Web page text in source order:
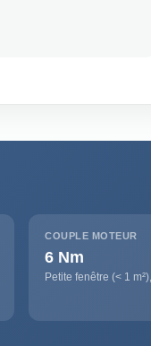
COUPLE MOTEUR
6 Nm
Petite fenêtre (< 1